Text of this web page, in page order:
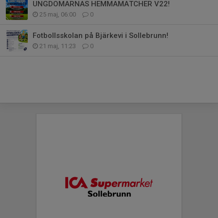
UNGDOMARNAS HEMMAMATCHER V22!
25 maj, 06:00 0
Fotbollsskolan på Bjärkevi i Sollebrunn!
21 maj, 11:23 0